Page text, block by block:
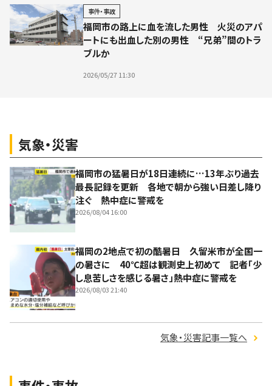
事件・事故
福岡市の路上に血を流した男性 火災のアパ
ートにも出血した別の男性 “兄弟”間のトラ
ブルか
2026/05/27 11:30
気象・災害
福岡市の猛暑日が18日連続に…13年ぶり過去
最長記録を更新 各地で朝から強い日差し降り
注ぐ 熱中症に警戒を
2026/08/04 16:00
福岡の2地点で初の酷暑日 久留米市が全国一
の暑さに 40℃超は観測史上初めて 記者「少
し息苦しさを感じる暑さ」熱中症に警戒を
2026/08/03 21:40
気象・災害記事一覧へ